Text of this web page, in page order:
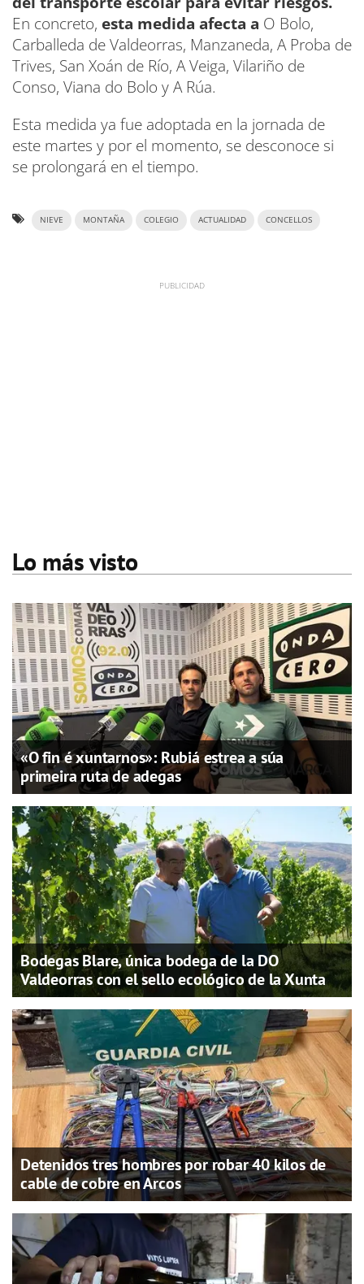
En concreto, esta medida afecta a O Bolo,
Carballeda de Valdeorras, Manzaneda, A Proba de
Trives, San Xoán de Río, A Veiga, Vilariño de
Conso, Viana do Bolo y A Rúa.
Esta medida ya fue adoptada en la jornada de
este martes y por el momento, se desconoce si
se prolongará en el tiempo.
NIEVE MONTAÑA COLEGIO ACTUALIDAD CONCELLOS
Lo más visto
«O fin é xuntarnos»: Rubiá estrea a súa
primeira ruta de adegas
Bodegas Blare, única bodega de la DO
Valdeorras con el sello ecológico de la Xunta
Detenidos tres hombres por robar 40 kilos de
cable de cobre en Arcos